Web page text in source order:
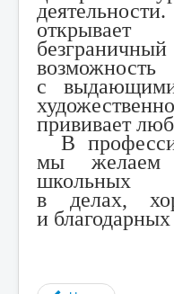
с
прививает
В
мы желаем
школьных
в делах,
и благодарных